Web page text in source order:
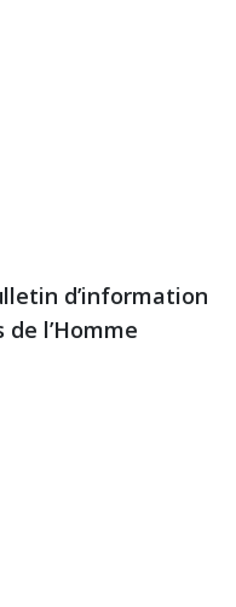
d’information
l’Homme